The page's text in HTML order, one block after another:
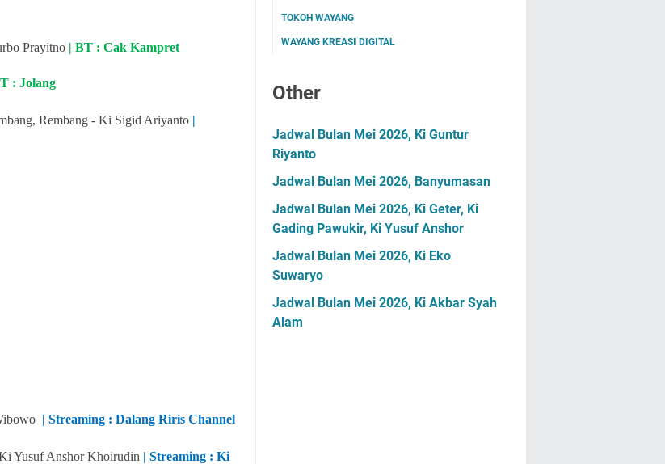
Prayitno | BT : Cak Kampret
: Jolang
Rembang - Ki Sigid Ariyanto |
| Streaming : Dalang Riris Channel
Yusuf Anshor Khoirudin | Streaming : Ki
TOKOH WAYANG
WAYANG KREASI DIGITAL
Other
Jadwal Bulan Mei 2026, Ki Guntur
Riyanto
Jadwal Bulan Mei 2026, Banyumasan
Jadwal Bulan Mei 2026, Ki Geter, Ki
Gading Pawukir, Ki Yusuf Anshor
Jadwal Bulan Mei 2026, Ki Eko
Suwaryo
Jadwal Bulan Mei 2026, Ki Akbar Syah
Alam